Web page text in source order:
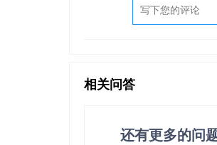
相关问答
还有更多的问